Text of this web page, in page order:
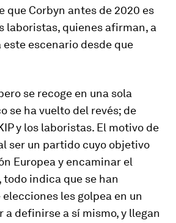
Corbyn antes de 2020 es
laboristas, quienes afirman, a
escenario desde que
se recoge en una sola
se ha vuelto del revés; de
y los laboristas. El motivo de
ser un partido cuyo objetivo
Europea y encaminar el
todo indica que se han
les golpea en un
definirse a sí mismo, y llegan